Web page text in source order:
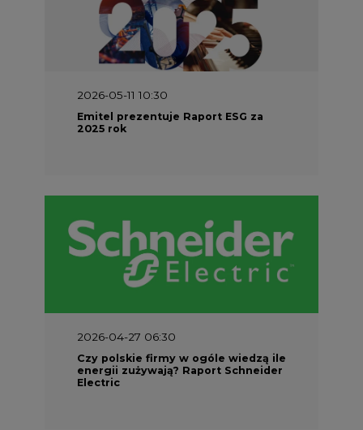
2026-05-11 10:30
Emitel prezentuje Raport ESG za
2025 rok
2026-04-27 06:30
Czy polskie firmy w ogóle wiedzą ile
energii zużywają? Raport Schneider
Electric